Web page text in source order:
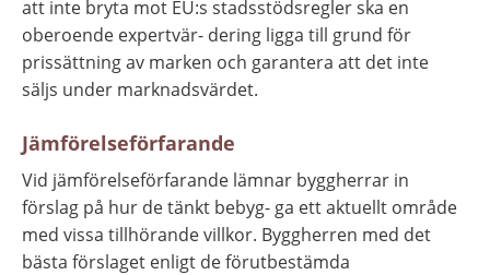
att inte bryta mot EU:s stadsstödsregler ska en
oberoende expertvär- dering ligga till grund för
prissättning av marken och garantera att det inte
säljs under marknadsvärdet.
Jämförelseförfarande
Vid jämförelseförfarande lämnar byggherrar in
förslag på hur de tänkt bebyg- ga ett aktuellt område
med vissa tillhörande villkor. Byggherren med det
bästa förslaget enligt de förutbestämda